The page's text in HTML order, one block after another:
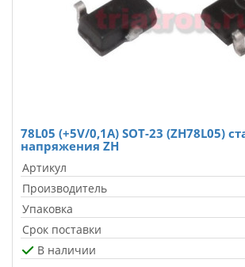
78L05 (+5V/0,1A) SOT-23 (ZH78L05)
напряжения ZH
Артикул
Производитель
Упаковка
Срок поставки
В наличии